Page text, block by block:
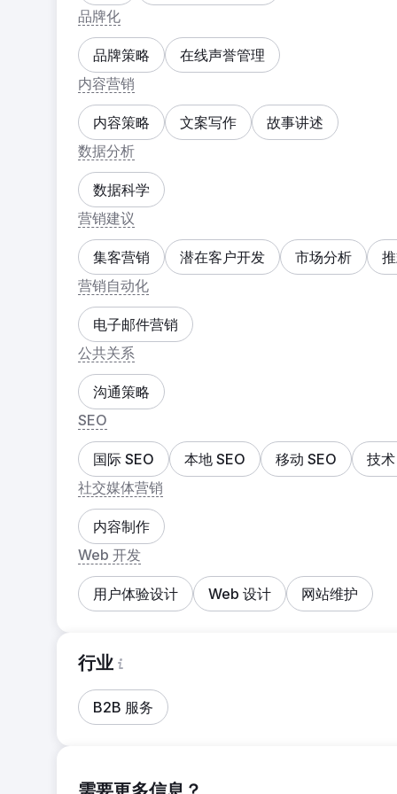
品牌化
品牌策略
在线声誉管理
内容营销
内容策略 文案写作
故事讲述
数据分析
数据科学
营销建议
集客营销 潜在客户开发 市场分析
营销自动化
电子邮件营销
公共关系
沟通策略
SEO
国际 SEO 本地 SEO 移动 SEO
技
社交媒体营销
内容制作
Web 开发
用户体验设计 Web 设计 网站维护
行业
B2B 服务